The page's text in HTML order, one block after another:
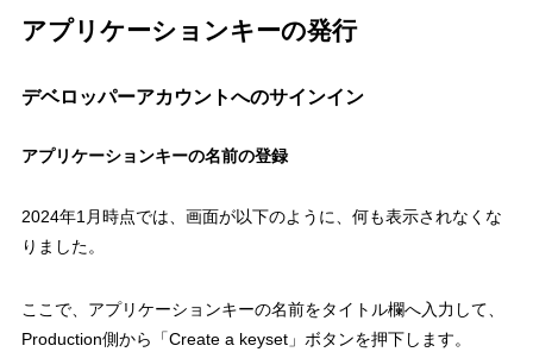
アプリケーションキーの発行
デベロッパーアカウントへのサインイン
アプリケーションキーの名前の登録
2024年1月時点では、画面が以下のように、何も表示されなくな
りました。
ここで、アプリケーションキーの名前をタイトル欄へ入力して、
Production側から「Create a keyset」ボタンを押下します。